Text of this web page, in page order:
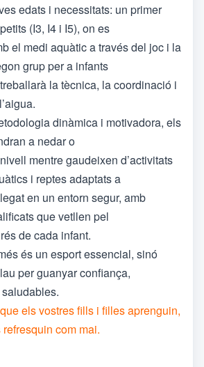
edats i necessitats: un primer
(I3, I4 i I5), on es
el medi aquàtic a través del joc i la
grup per a infants
la tècnica, la coordinació i
dinàmica i motivadora, els
a nedar o
mentre gaudeixen d’activitats
i reptes adaptats a
en un entorn segur, amb
que vetllen pel
de cada infant.
és un esport essencial, sinó
per guanyar confiança,
els vostres fills i filles aprenguin,
com mai.